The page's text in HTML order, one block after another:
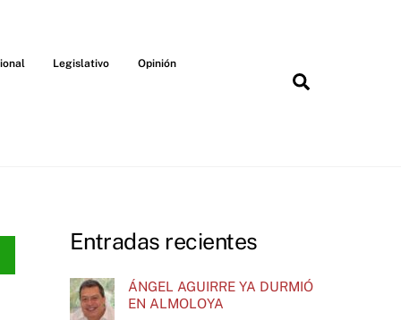
Legislativo Opinión
Entradas recientes
ÁNGEL AGUIRRE YA DURMIÓ
EN ALMOLOYA